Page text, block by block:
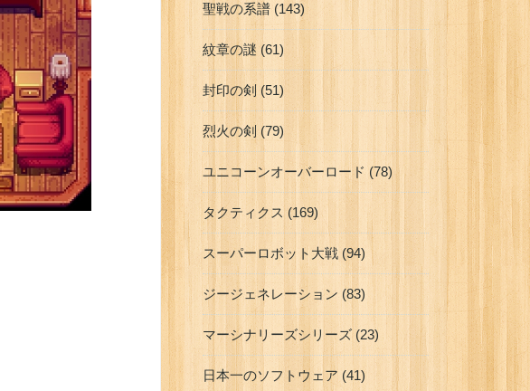
聖戦の系譜 (143)
紋章の謎 (61)
封印の剣 (51)
烈火の剣 (79)
ユニコーンオーバーロード (78)
タクティクス (169)
スーパーロボット大戦 (94)
ジージェネレーション (83)
マーシナリーズシリーズ (23)
日本一のソフトウェア (41)